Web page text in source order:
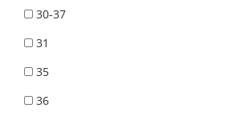
30-37
31
35
36